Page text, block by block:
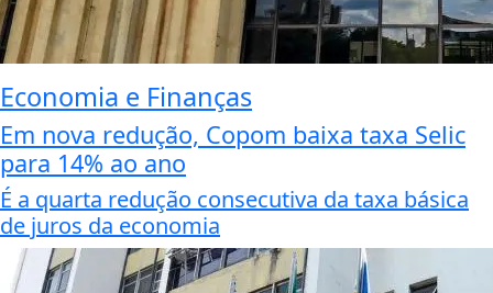
Economia e Finanças
Em nova redução, Copom baixa taxa Selic
para 14% ao ano
É a quarta redução consecutiva da taxa básica
de juros da economia